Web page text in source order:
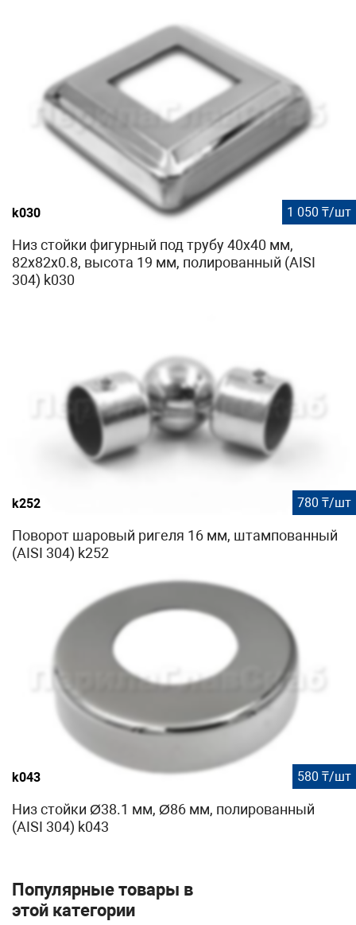
k030 1 050 ₸/шт
Низ стойки фигурный под трубу 40х40 мм,
82х82х0.8, высота 19 мм, полированный (AISI
304) k030
k252 780 ₸/шт
Поворот шаровый ригеля 16 мм, штампованный
(AISI 304) k252
k043 580 ₸/шт
Низ стойки Ø38.1 мм, Ø86 мм, полированный
(AISI 304) k043
Популярные товары в
этой категории